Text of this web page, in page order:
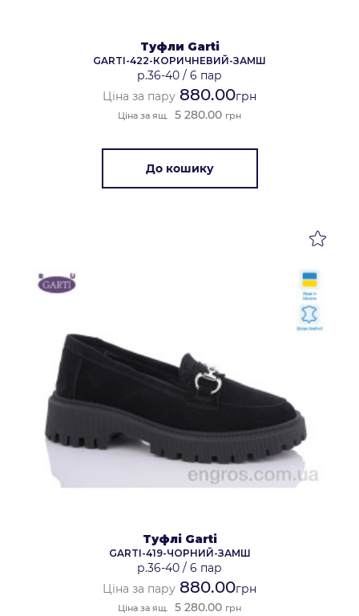
Туфли Garti
GARTI-422-КОРИЧНЕВИЙ-ЗАМШ
р.36-40 / 6 пар
Ціна за пару 880.00грн
Ціна за ящ. 5 280.00 грн
До кошику
Туфлі Garti
GARTI-419-ЧОРНИЙ-ЗАМШ
р.36-40 / 6 пар
Ціна за пару 880.00грн
Ціна за ящ. 5 280.00 грн